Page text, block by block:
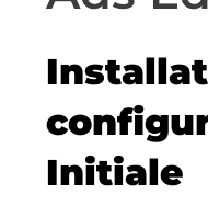
Initiale